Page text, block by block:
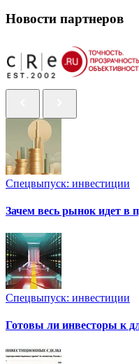
Новости партнеров
Спецвыпуск: инвестиции
Зачем весь рынок идет в
Спецвыпуск: инвестиции
Готовы ли инвесторы к